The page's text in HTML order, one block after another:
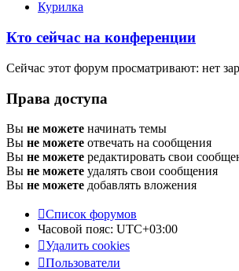
Курилка
Кто сейчас на конференции
Сейчас этот форум просматривают: нет
Права доступа
Вы не можете начинать темы
Вы не можете отвечать на сообщения
Вы не можете редактировать свои
Вы не можете удалять свои сообщения
Вы не можете добавлять вложения
Список форумов
Часовой пояс: UTC+03:00
Удалить cookies
Пользователи